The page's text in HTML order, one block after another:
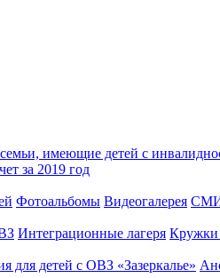
имеющие детей с
за 2019 год
Фотоальбомы Видеогалерея СМИ
Интеграционные лагеря Кружки
для детей с ОВЗ «Зазеркалье»